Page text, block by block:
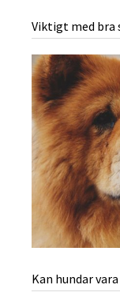
Viktigt med bra
Kan hundar